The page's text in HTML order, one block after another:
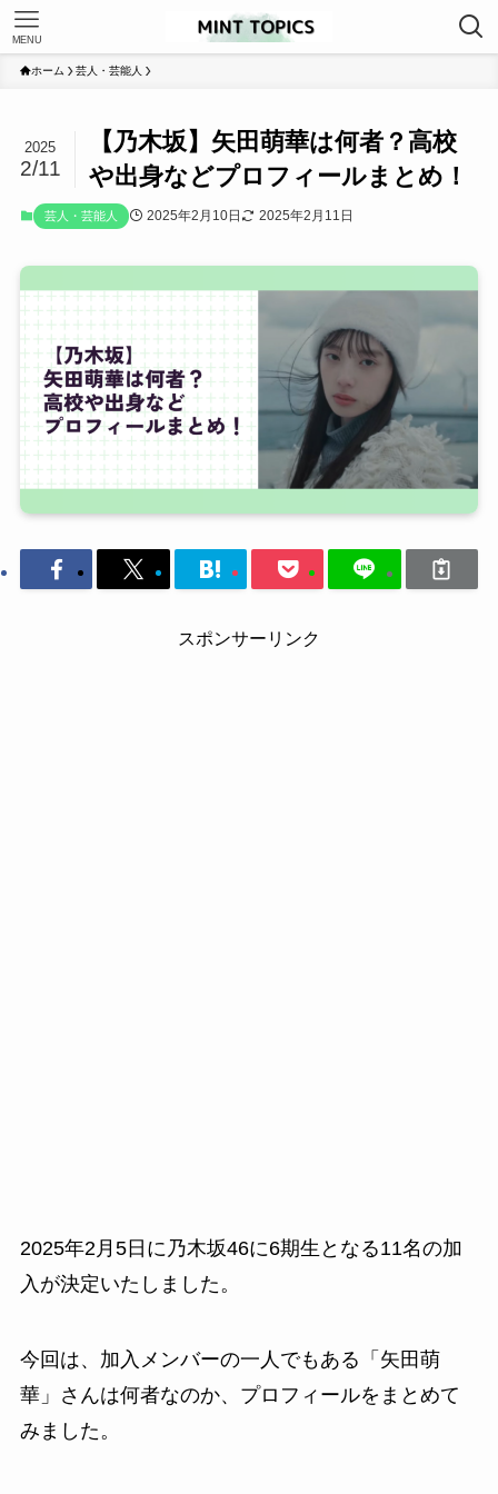
MENU
ホーム 芸人・芸能人
【乃木坂】矢田萌華は何者？高校
や出身などプロフィールまとめ！
2025
2/11
芸人・芸能人 2025年2月10日 2025年2月11日
スポンサーリンク
2025年2月5日に乃木坂46に6期生となる11名の加
入が決定いたしました。
今回は、加入メンバーの一人でもある「矢田萌
華」さんは何者なのか、プロフィールをまとめて
みました。